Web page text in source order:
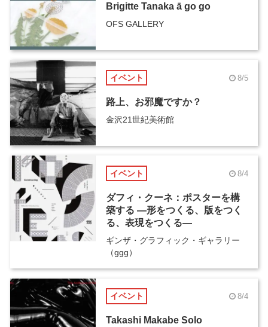
Brigitte Tanaka ā go go
OFS GALLERY
イベント 8/5
路上、お邪魔ですか？
金沢21世紀美術館
イベント 8/4
ダフィ・クーネ：ポスターを構
築する ―形をつくる、版をつく
る、表現をつくる―
ギンザ・グラフィック・ギャラリー
（ggg）
イベント 8/4
Takashi Makabe Solo